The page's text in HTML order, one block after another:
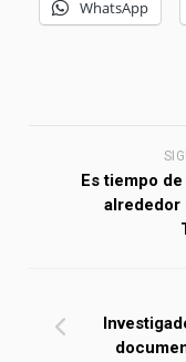
WhatsApp
Es tiempo
alrededor